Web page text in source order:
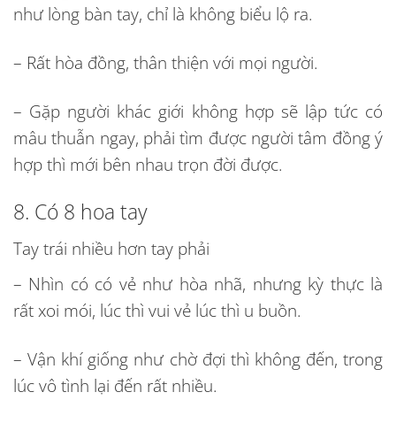
như lòng bàn tay, chỉ là không biểu lộ ra.
– Rất hòa đồng, thân thiện với mọi người.
– Gặp người khác giới không hợp sẽ lập tức có
mâu thuẫn ngay, phải tìm được người tâm đồng ý
hợp thì mới bên nhau trọn đời được.
8. Có 8 hoa tay
Tay trái nhiều hơn tay phải
– Nhìn có có vẻ như hòa nhã, nhưng kỳ thực là
rất xoi mói, lúc thì vui vẻ lúc thì u buồn.
– Vận khí giống như chờ đợi thì không đến, trong
lúc vô tình lại đến rất nhiều.